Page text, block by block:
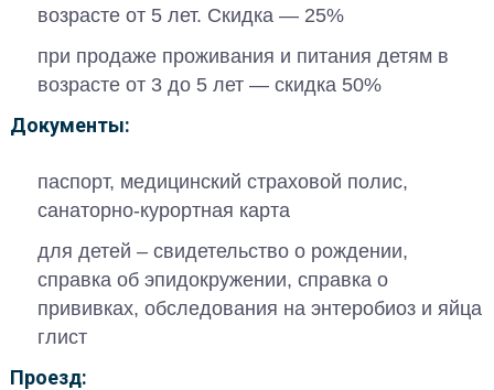
возрасте от 5 лет. Скидка — 25%
при продаже проживания и питания детям в
возрасте от 3 до 5 лет — скидка 50%
Документы:
паспорт, медицинский страховой полис,
санаторно-курортная карта
для детей – свидетельство о рождении,
справка об эпидокружении, справка о
прививках, обследования на энтеробиоз и яйца
глист
Проезд: